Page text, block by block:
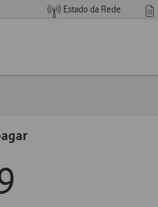
Estado da Rede